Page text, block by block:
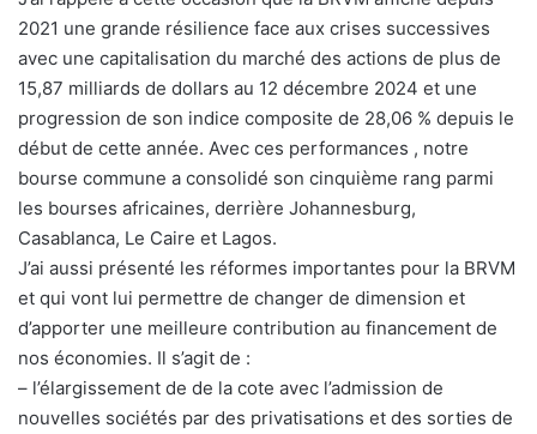
2021 une grande résilience face aux crises successives
avec une capitalisation du marché des actions de plus de
15,87 milliards de dollars au 12 décembre 2024 et une
progression de son indice composite de 28,06 % depuis le
début de cette année. Avec ces performances , notre
bourse commune a consolidé son cinquième rang parmi
les bourses africaines, derrière Johannesburg,
Casablanca, Le Caire et Lagos.
J’ai aussi présenté les réformes importantes pour la BRVM
et qui vont lui permettre de changer de dimension et
d’apporter une meilleure contribution au financement de
nos économies. Il s’agit de :
– l’élargissement de de la cote avec l’admission de
nouvelles sociétés par des privatisations et des sorties de